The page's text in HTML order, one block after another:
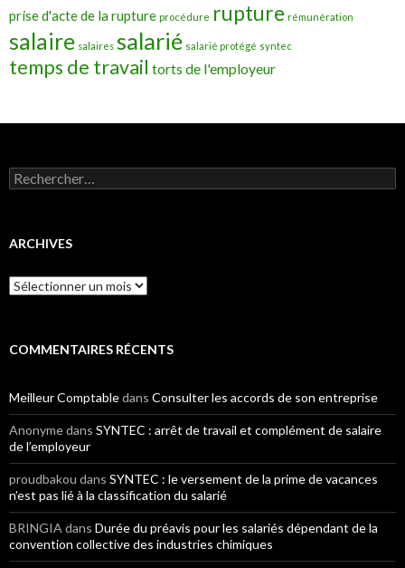
prise d'acte de la rupture procédure rupture rémunération
salaire salaires salarié salarié protégé syntec
temps de travail torts de l'employeur
Rechercher :
ARCHIVES
Archives
COMMENTAIRES RÉCENTS
Meilleur Comptabledans Consulter les accords de son entreprise
Anonymedans SYNTEC : arrêt de travail et complément de salaire
de l’employeur
proudbakou dans SYNTEC : le versement de la prime de vacances
n’est pas lié à la classification du salarié
BRINGIA dans Durée du préavis pour les salariés dépendant de la
convention collective des industries chimiques